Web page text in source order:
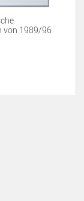
von 1989/96